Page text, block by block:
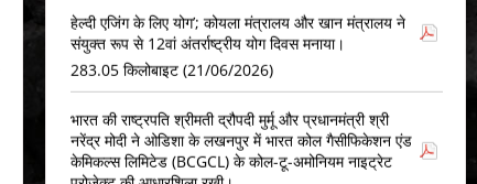
283.05 किलोबाइट (21/06/2026)
भारत की राष्ट्रपति श्रीमती द्रौपदी मुर्मू और प्रधानमंत्री श्री
नरेंद्र मोदी ने ओडिशा के लखनपुर में भारत कोल गैसीफिकेशन एंड
केमिकल्स लिमिटेड (BCGCL) के कोल-टू-अमोनियम नाइट्रेट
प्रोजेक्ट की आधारशिला रखी।
139.43 किलोबाइट (20/06/2026)